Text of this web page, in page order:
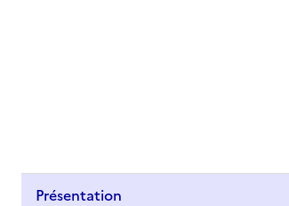
Présentation